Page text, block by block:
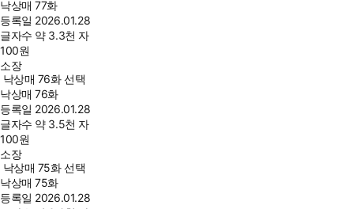
낙상매 77화
등록일 2026.01.28
글자수 약 3.3천 자
100원
소장
낙상매 76화 선택
낙상매 76화
등록일 2026.01.28
글자수 약 3.5천 자
100원
소장
낙상매 75화 선택
낙상매 75화
등록일 2026.01.28